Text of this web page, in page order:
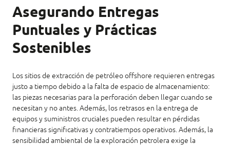
Asegurando Entregas
Puntuales y Prácticas
Sostenibles
Los sitios de extracción de petróleo offshore requieren entregas
justo a tiempo debido a la falta de espacio de almacenamiento:
las piezas necesarias para la perforación deben llegar cuando se
necesitan y no antes. Además, los retrasos en la entrega de
equipos y suministros cruciales pueden resultar en pérdidas
financieras significativas y contratiempos operativos. Además, la
sensibilidad ambiental de la exploración petrolera exige la